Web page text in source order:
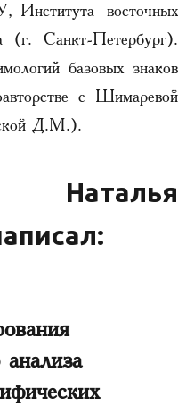
Института восточных
Санкт-Петербург).
базовых знаков
с Шимаревой
Д.М.).
анализа